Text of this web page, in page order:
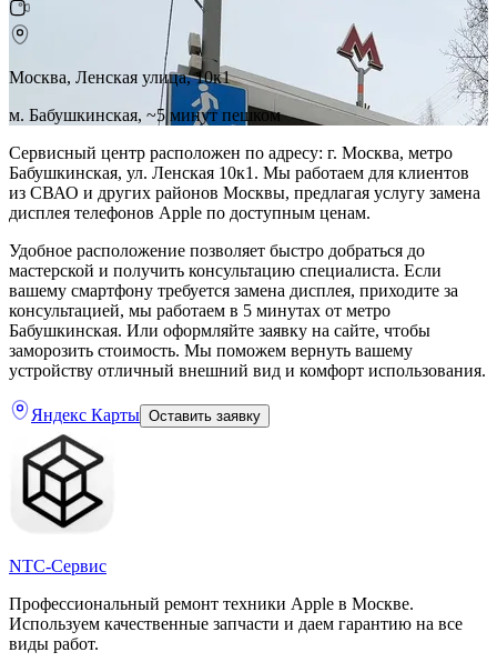
Москва, Ленская улица, 10к1
м. Бабушкинская, ~5 минут пешком
Сервисный центр расположен по адресу: г. Москва, метро
Бабушкинская, ул. Ленская 10к1. Мы работаем для клиентов
из СВАО и других районов Москвы, предлагая услугу замена
дисплея телефонов Apple по доступным ценам.
Удобное расположение позволяет быстро добраться до
мастерской и получить консультацию специалиста. Если
вашему смартфону требуется замена дисплея, приходите за
консультацией, мы работаем в 5 минутах от метро
Бабушкинская. Или оформляйте заявку на сайте, чтобы
заморозить стоимость. Мы поможем вернуть вашему
устройству отличный внешний вид и комфорт использования.
Яндекс Карты Оставить заявку
NTC-Сервис
Профессиональный ремонт техники Apple в Москве.
Используем качественные запчасти и даем гарантию на все
виды работ.